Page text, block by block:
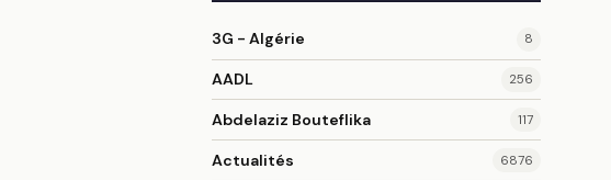
3G - Algérie 8
AADL 256
Abdelaziz Bouteflika 117
Actualités 6876